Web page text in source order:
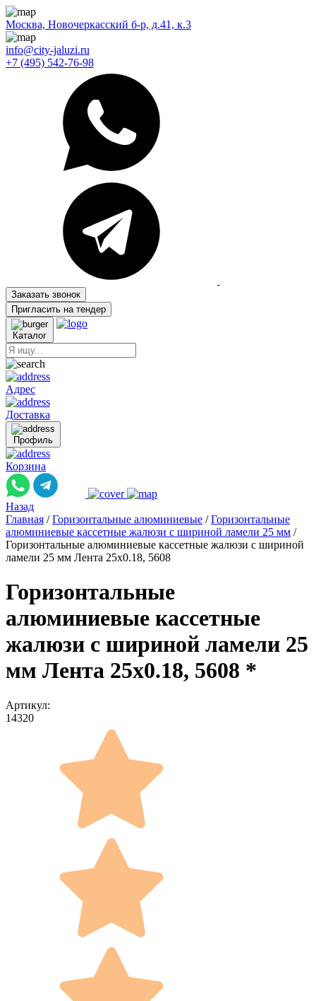
Москва, Новочеркасский б-р, д.41, к.3
info@city-jaluzi.ru
+7 (495) 542-76-98
Заказать звонок
Пригласить на тендер
Каталог
Адрес
Доставка
Профиль
Корзина
Назад
Главная / Горизонтальные алюминиевые / Горизонтальные
алюминиевые кассетные жалюзи с шириной ламели 25 мм /
Горизонтальные алюминиевые кассетные жалюзи с шириной
ламели 25 мм Лента 25x0.18, 5608
Горизонтальные
алюминиевые кассетные
жалюзи с шириной ламели 25
мм Лента 25x0.18, 5608 *
Артикул:
14320